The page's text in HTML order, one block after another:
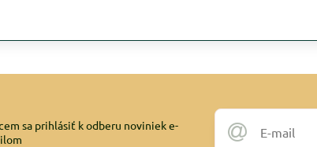
sa prihlásiť k odberu noviniek e-